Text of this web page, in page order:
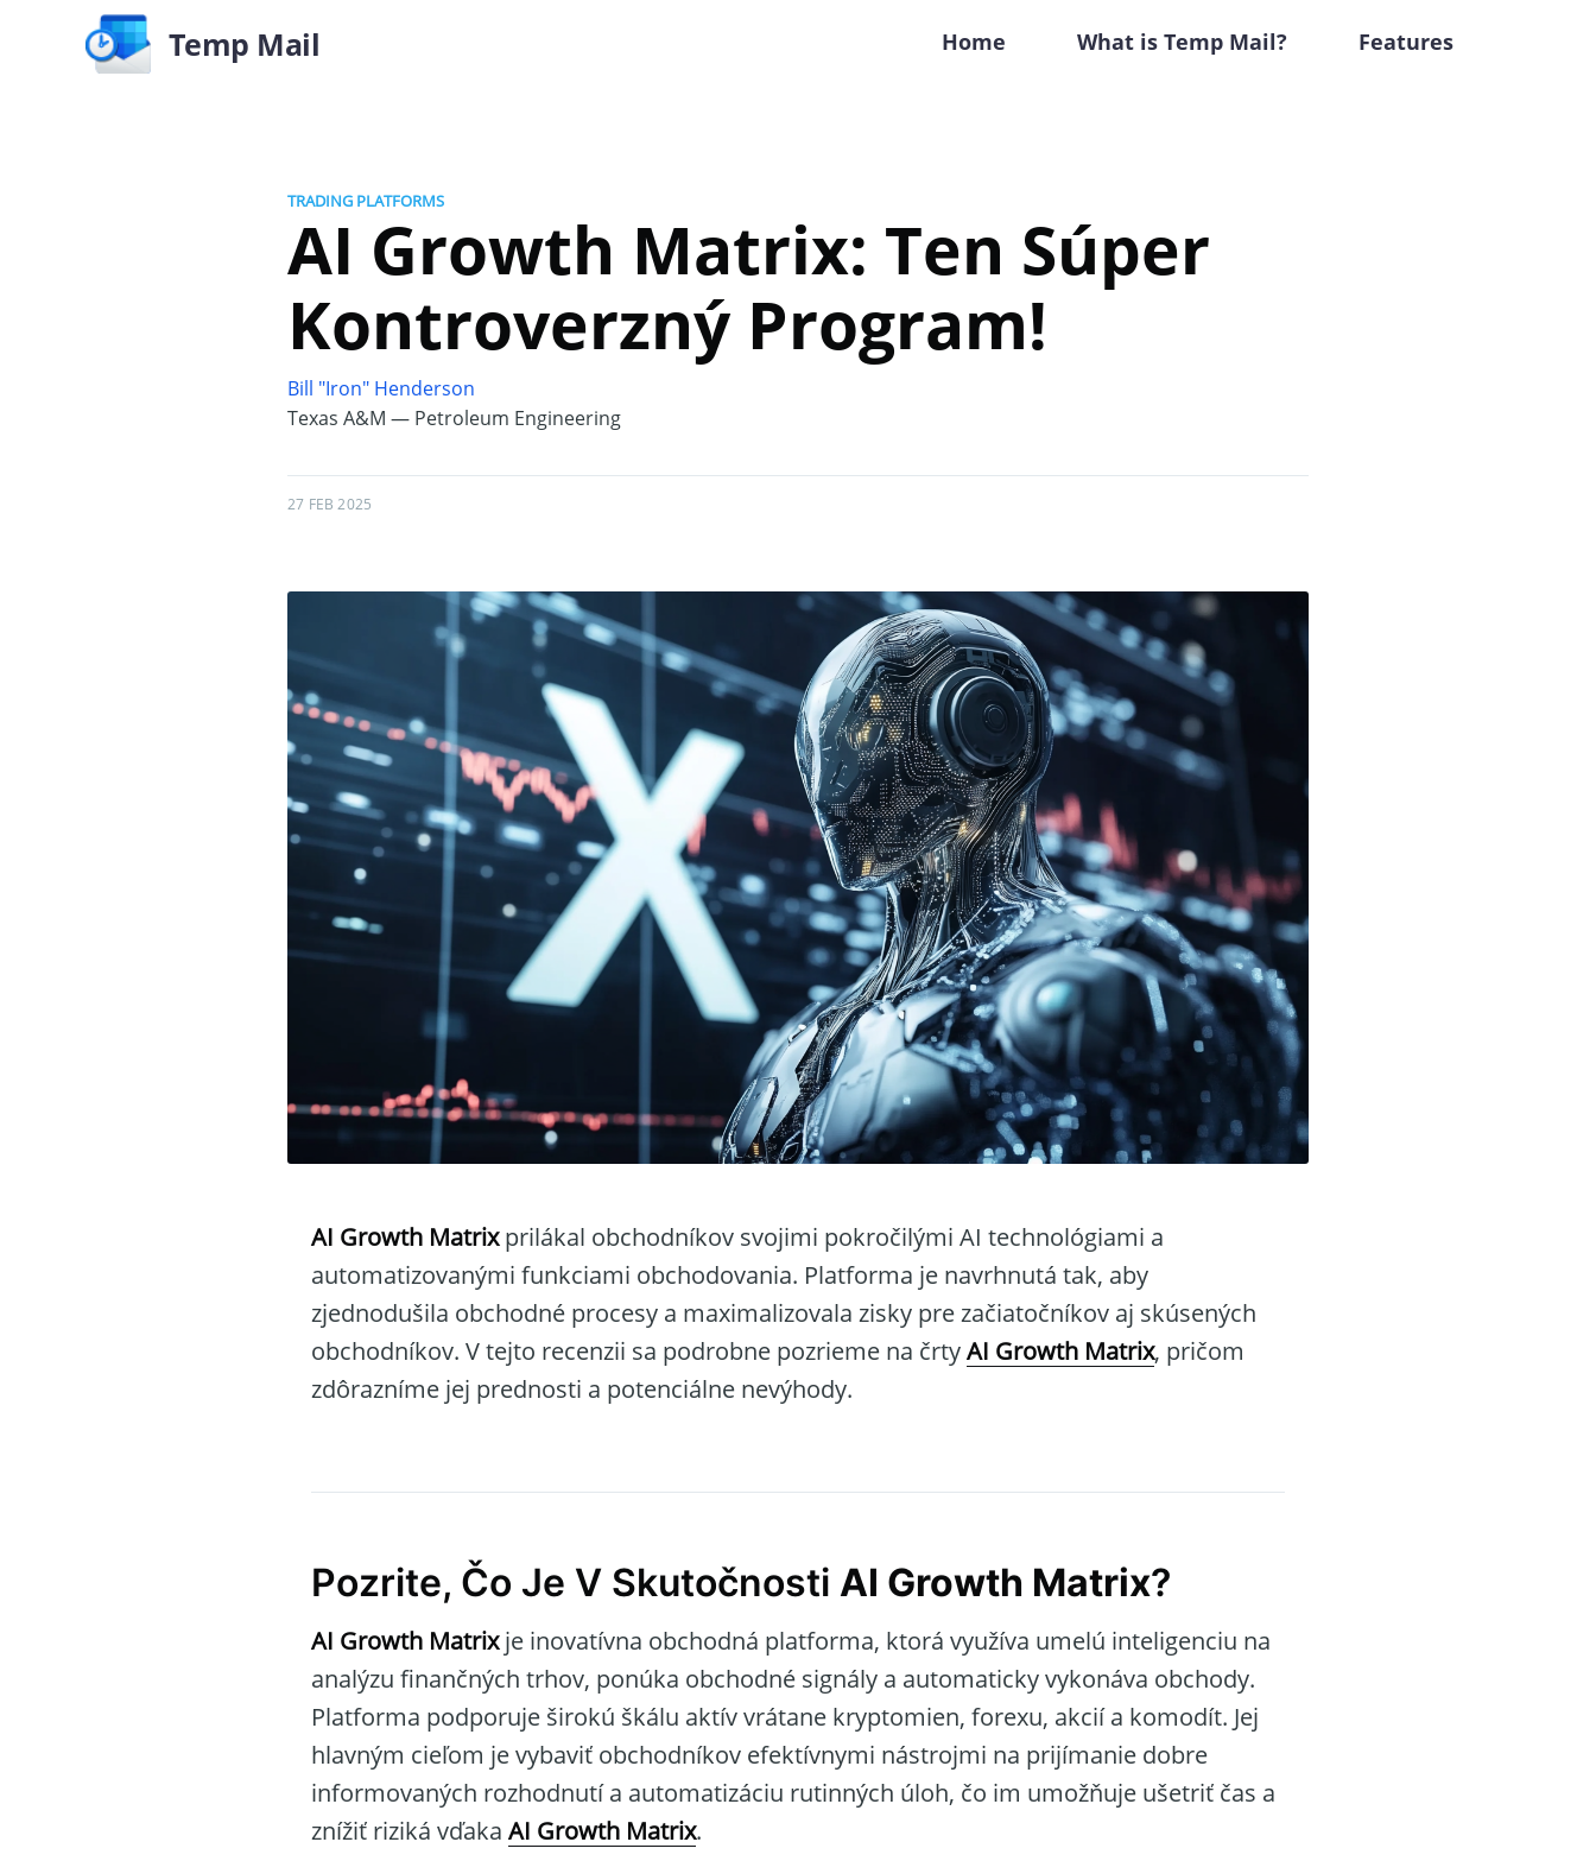
Temp Mail Home What is Temp Mail? Features
TRADING PLATFORMS
AI Growth Matrix: Ten Súper
Kontroverzný Program!
Bill "Iron" Henderson
Texas A&M — Petroleum Engineering
27 FEB 2025
AI Growth Matrixprilákal obchodníkov svojimi pokročilými AI technológiami a
automatizovanými funkciami obchodovania. Platforma je navrhnutá tak, aby
zjednodušila obchodné procesy a maximalizovala zisky pre začiatočníkov aj skúsených
obchodníkov. V tejto recenzii sa podrobne pozrieme na črtyAI Growth Matrix, pričom
zdôrazníme jej prednosti a potenciálne nevýhody.
Pozrite, Čo Je V Skutočnosti AI Growth Matrix?
AI Growth Matrixje inovatívna obchodná platforma, ktorá využíva umelú inteligenciu na
analýzu finančných trhov, ponúka obchodné signály a automaticky vykonáva obchody.
Platforma podporuje širokú škálu aktív vrátane kryptomien, forexu, akcií a komodít. Jej
hlavným cieľom je vybaviť obchodníkov efektívnymi nástrojmi na prijímanie dobre
informovaných rozhodnutí a automatizáciu rutinných úloh, čo im umožňuje ušetriť čas a
znížiť riziká vďaka AI Growth Matrix.